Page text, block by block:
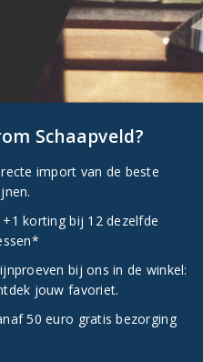
Schaapveld?
import van de beste
korting bij 12 dezelfde
bij ons in de winkel:
jouw favoriet.
50 euro gratis bezorging